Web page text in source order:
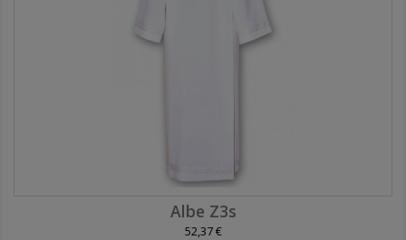
Albe Z3s
52,37 €